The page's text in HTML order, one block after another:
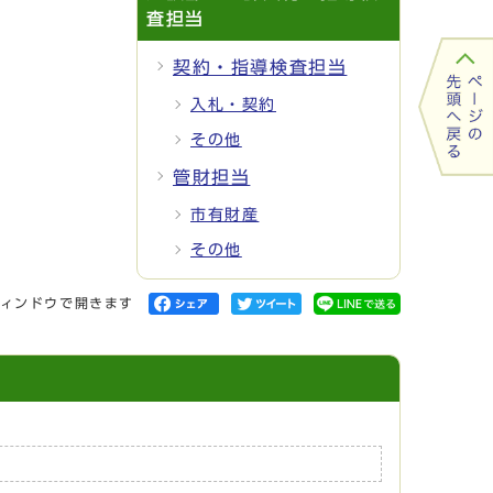
査担当
契約・指導検査担当
入札・契約
その他
管財担当
市有財産
その他
ンドウで開きます